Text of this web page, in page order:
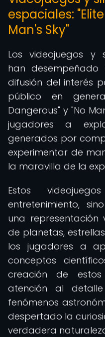
espaciales:
Man's Sky"
Los videojuegos y
han
difusión del interés
público en
Dangerous" y "No
jugadores a
generados por
experimentar de
la maravilla de la
Estos
entretenimiento,
una representación
de planetas,
los jugadores a
conceptos
creación de
atención al
fenómenos
despertado la
verdadera